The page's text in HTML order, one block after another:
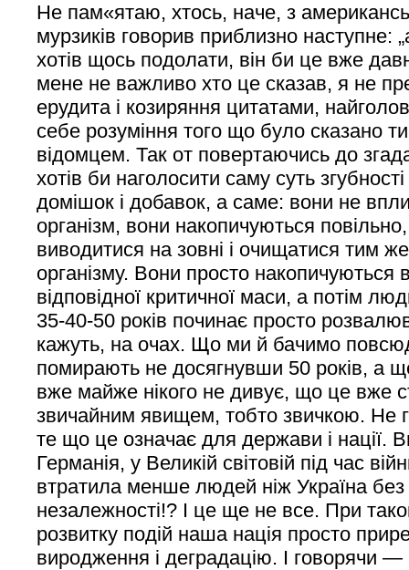
Не пам«ятаю, хтось, наче, з
мурзиків говорив приблизно наступне:
хотів щось подолати, він би це вже
мене не важливо хто це сказав, я не
ерудита і козиряння цитатами,
себе розуміння того що було сказано
відомцем. Так от повертаючись до
хотів би наголосити саму суть
домішок і добавок, а саме: вони не
організм, вони накопичуються
виводитися на зовні і очищатися тим
організму. Вони просто накопичуються
відповідної критичної маси, а потім
35-40-50 років починає просто
кажуть, на очах. Що ми й бачимо
помирають не досягнувши 50 років, а
вже майже нікого не дивує, що це вже
звичайним явищем, тобто звичкою. Не
те що це означає для держави і нації.
Германія, у Великій світовій під час
втратила менше людей ніж Україна без
незалежності!? І це ще не все. При
розвитку подій наша нація просто
виродження і деградацію. І говорячи